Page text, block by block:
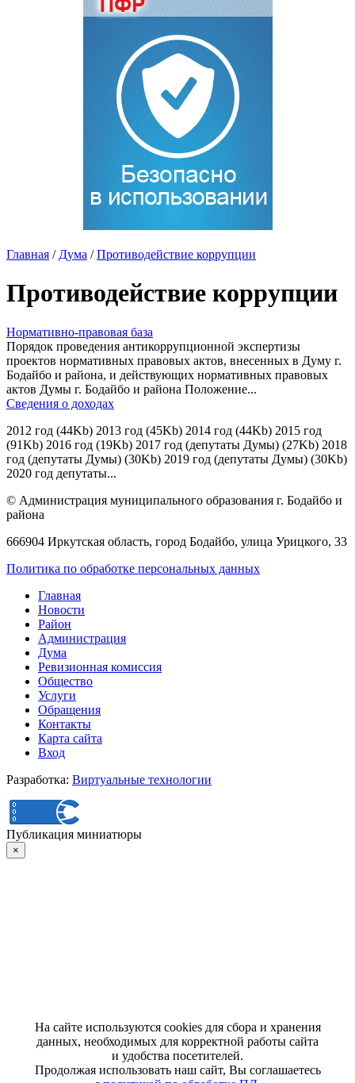
Главная / Дума / Противодействие коррупции
Противодействие коррупции
Нормативно-правовая база
Порядок проведения антикоррупционной экспертизы
проектов нормативных правовых актов, внесенных в Думу г.
Бодайбо и района, и действующих нормативных правовых
актов Думы г. Бодайбо и района Положение...
Сведения о доходах
2012 год (44Kb) 2013 год (45Kb) 2014 год (44Kb) 2015 год
(91Kb) 2016 год (19Kb) 2017 год (депутаты Думы) (27Kb) 2018
год (депутаты Думы) (30Kb) 2019 год (депутаты Думы) (30Kb)
2020 год депутаты...
© Администрация муниципального образования г. Бодайбо и
района
666904 Иркутская область, город Бодайбо, улица Урицкого, 33
Политика по обработке персональных данных
Главная
Новости
Район
Администрация
Дума
Ревизионная комиссия
Общество
Услуги
Обращения
Контакты
Карта сайта
Вход
Разработка: Виртуальные технологии
Публикация миниатюры
×
На сайте используются cookies для сбора и хранения
данных, необходимых для корректной работы сайта
и удобства посетителей.
Продолжая использовать наш сайт, Вы соглашаетесь